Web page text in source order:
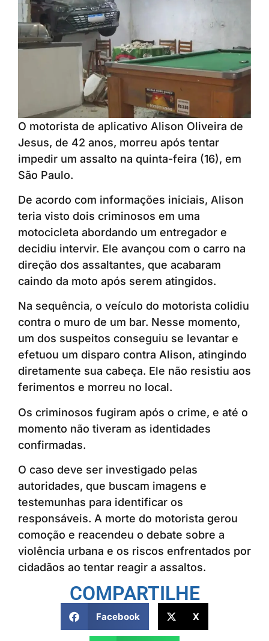
O motorista de aplicativo Alison Oliveira de
Jesus, de 42 anos, morreu após tentar
impedir um assalto na quinta-feira (16), em
São Paulo.
De acordo com informações iniciais, Alison
teria visto dois criminosos em uma
motocicleta abordando um entregador e
decidiu intervir. Ele avançou com o carro na
direção dos assaltantes, que acabaram
caindo da moto após serem atingidos.
Na sequência, o veículo do motorista colidiu
contra o muro de um bar. Nesse momento,
um dos suspeitos conseguiu se levantar e
efetuou um disparo contra Alison, atingindo
diretamente sua cabeça. Ele não resistiu aos
ferimentos e morreu no local.
Os criminosos fugiram após o crime, e até o
momento não tiveram as identidades
confirmadas.
O caso deve ser investigado pelas
autoridades, que buscam imagens e
testemunhas para identificar os
responsáveis. A morte do motorista gerou
comoção e reacendeu o debate sobre a
violência urbana e os riscos enfrentados por
cidadãos ao tentar reagir a assaltos.
COMPARTILHE
Facebook X